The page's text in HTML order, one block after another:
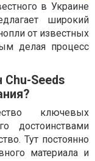
в Украине
широкий
от известных
делая процесс
Chu-Seeds
ключевых
достоинствами
Тут постоянно
материала и